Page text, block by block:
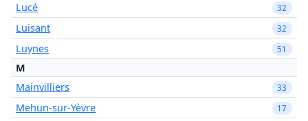
Lucé 32
Luisant 32
Luynes 51
M
Mainvilliers
33
Mehun-sur-Yèvre 17